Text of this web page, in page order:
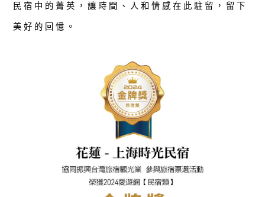
民宿中的菁英，讓時間、人和情感在此駐留，留下
美好的回憶。